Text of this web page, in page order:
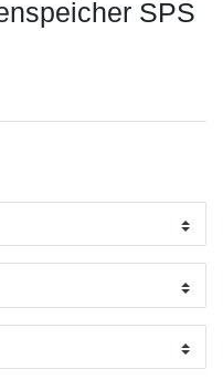
SPS